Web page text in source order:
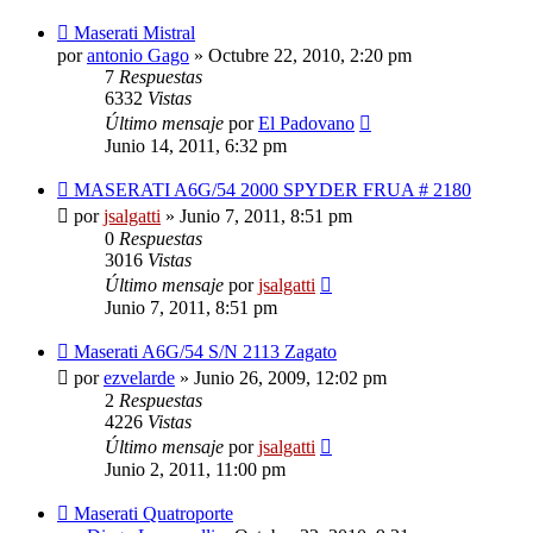
Maserati Mistral
porantonio Gago » Octubre 22, 2010, 2:20 pm
7 Respuestas
6332 Vistas
Último mensaje porEl Padovano
Junio 14, 2011, 6:32 pm
MASERATI A6G/54 2000 SPYDER FRUA # 2180
porjsalgatti » Junio 7, 2011, 8:51 pm
0 Respuestas
3016 Vistas
Último mensaje porjsalgatti
Junio 7, 2011, 8:51 pm
Maserati A6G/54 S/N 2113 Zagato
porezvelarde » Junio 26, 2009, 12:02 pm
2 Respuestas
4226 Vistas
Último mensaje porjsalgatti
Junio 2, 2011, 11:00 pm
Maserati Quatroporte